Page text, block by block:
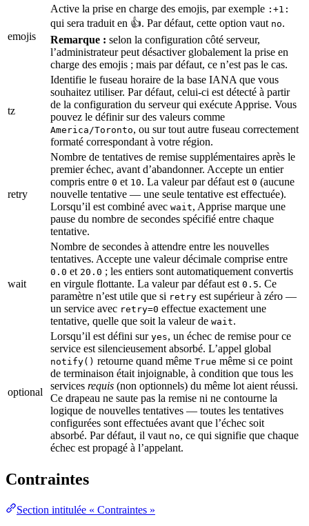
emojis
Active la prise en charge des emojis, par exemple :+1:
qui sera traduit en 👍. Par défaut, cette option vaut no.
Remarque : selon la configuration côté serveur,
l’administrateur peut désactiver globalement la prise en
charge des emojis ; mais par défaut, ce n’est pas le cas.
tz
Identifie le fuseau horaire de la base IANA que vous
souhaitez utiliser. Par défaut, celui-ci est détecté à partir
de la configuration du serveur qui exécute Apprise. Vous
pouvez le définir sur des valeurs comme
America/Toronto, ou sur tout autre fuseau correctement
formaté correspondant à votre région.
retry
Nombre de tentatives de remise supplémentaires après le
premier échec, avant d’abandonner. Accepte un entier
compris entre 0 et 10. La valeur par défaut est 0 (aucune
nouvelle tentative — une seule tentative est effectuée).
Lorsqu’il est combiné avec wait, Apprise marque une
pause du nombre de secondes spécifié entre chaque
tentative.
wait
Nombre de secondes à attendre entre les nouvelles
tentatives. Accepte une valeur décimale comprise entre
0.0 et 20.0 ; les entiers sont automatiquement convertis
en virgule flottante. La valeur par défaut est 0.5. Ce
paramètre n’est utile que si retry est supérieur à zéro —
un service avec retry=0 effectue exactement une
tentative, quelle que soit la valeur de wait.
optional
Lorsqu’il est défini sur yes, un échec de remise pour ce
service est silencieusement absorbé. L’appel global
notify() retourne quand même True même si ce point
de terminaison était injoignable, à condition que tous les
services requis (non optionnels) du même lot aient réussi.
Ce drapeau ne saute pas la remise ni ne contourne la
logique de nouvelles tentatives — toutes les tentatives
configurées sont effectuées avant que l’échec soit
absorbé. Par défaut, il vaut no, ce qui signifie que chaque
échec est propagé à l’appelant.
Contraintes
Section intitulée « Contraintes »